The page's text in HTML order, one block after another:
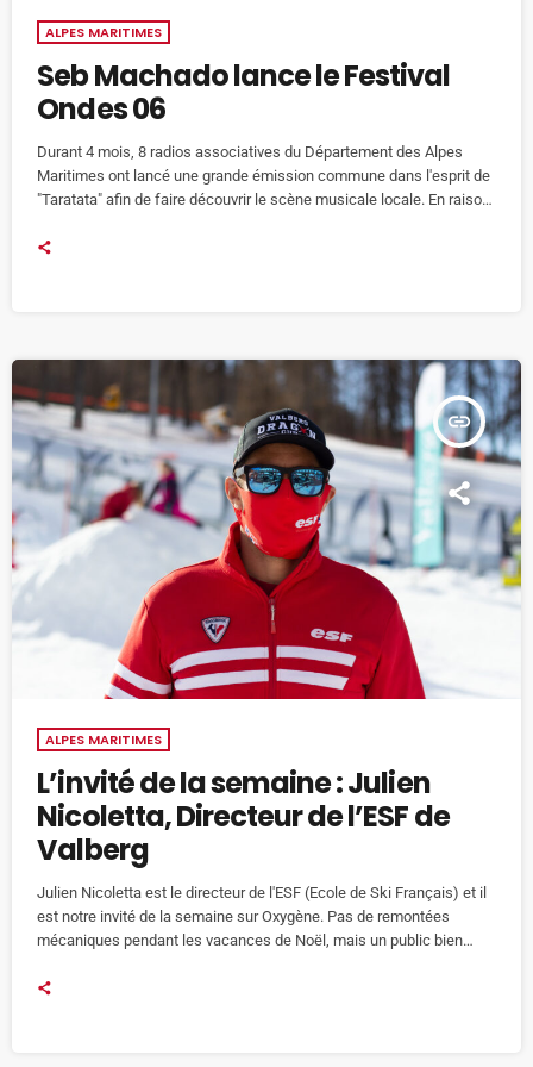
ALPES MARITIMES
Seb Machado lance le Festival
Ondes 06
Durant 4 mois, 8 radios associatives du Département des Alpes
Maritimes ont lancé une grande émission commune dans l'esprit de
"Taratata" afin de faire découvrir le scène musicale locale. En raison
pu se produire. Le Conseil Départemental des Alpes Maritimes par la
insert_link
ALPES MARITIMES
L’invité de la semaine : Julien
Nicoletta, Directeur de l’ESF de
Valberg
Julien Nicoletta est le directeur de l'ESF (Ecole de Ski Français) et il
est notre invité de la semaine sur Oxygène. Pas de remontées
mécaniques pendant les vacances de Noël, mais un public bien
situation et à la crise sanitaire actuelle. C'est aussi le cas de l'ESF